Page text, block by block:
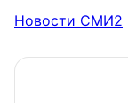
Новости СМИ2